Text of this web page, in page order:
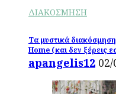
ΔΙΑΚΟΣΜΗΣΗ
Τα μυστικά
Home (και δεν ξέρεις
apangelis12 02/